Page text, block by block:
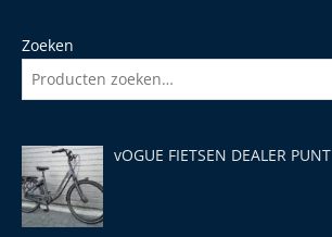
Zoeken
vOGUE FIETSEN DEALER PUNT